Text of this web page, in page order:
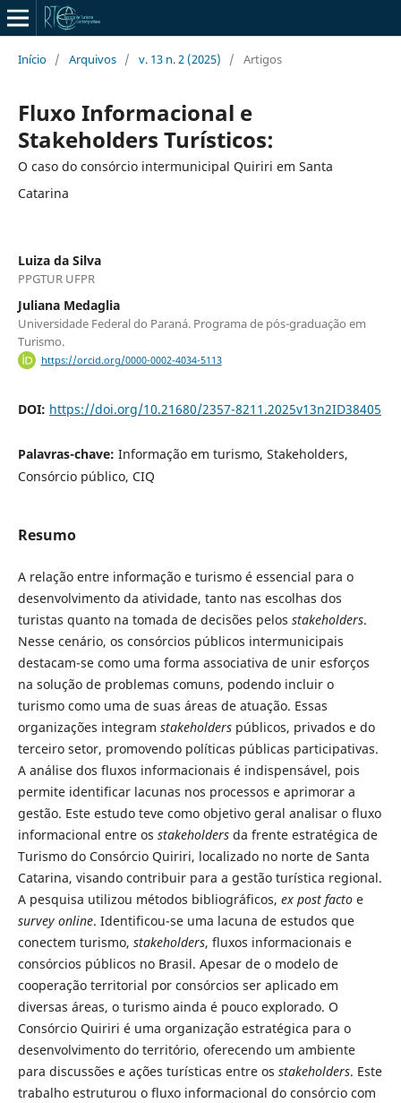
Início / Arquivos / v. 13 n. 2 (2025) / Artigos
Fluxo Informacional e
Stakeholders Turísticos:
O caso do consórcio intermunicipal Quiriri em Santa
Catarina
Luiza da Silva
PPGTUR UFPR
Juliana Medaglia
Universidade Federal do Paraná. Programa de pós-graduação em
Turismo.
https://orcid.org/0000-0002-4034-5113
DOI: https://doi.org/10.21680/2357-8211.2025v13n2ID38405
Palavras-chave: Informação em turismo, Stakeholders,
Consórcio público, CIQ
Resumo
A relação entre informação e turismo é essencial para o
desenvolvimento da atividade, tanto nas escolhas dos
turistas quanto na tomada de decisões pelos stakeholders.
Nesse cenário, os consórcios públicos intermunicipais
destacam-se como uma forma associativa de unir esforços
na solução de problemas comuns, podendo incluir o
turismo como uma de suas áreas de atuação. Essas
organizações integram stakeholderspúblicos, privados e do
terceiro setor, promovendo políticas públicas participativas.
A análise dos fluxos informacionais é indispensável, pois
permite identificar lacunas nos processos e aprimorar a
gestão. Este estudo teve como objetivo geral analisar o fluxo
informacional entre os stakeholdersda frente estratégica de
Turismo do Consórcio Quiriri, localizado no norte de Santa
Catarina, visando contribuir para a gestão turística regional.
A pesquisa utilizou métodos bibliográficos, ex post factoe
survey online. Identificou-se uma lacuna de estudos que
conectem turismo, stakeholders, fluxos informacionais e
consórcios públicos no Brasil. Apesar de o modelo de
cooperação territorial por consórcios ser aplicado em
diversas áreas, o turismo ainda é pouco explorado. O
Consórcio Quiriri é uma organização estratégica para o
desenvolvimento do território, oferecendo um ambiente
para discussões e ações turísticas entre os stakeholders. Este
trabalho estruturou o fluxo informacional do consórcio com